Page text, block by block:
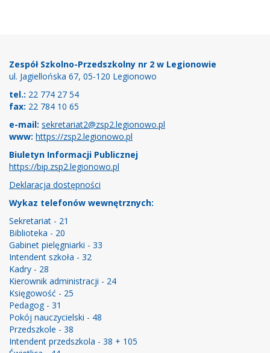
Zespół Szkolno-Przedszkolny nr 2 w Legionowie
ul. Jagiellońska 67, 05-120 Legionowo
tel.: 22 774 27 54
fax: 22 784 10 65
e-mail: sekretariat2@zsp2.legionowo.pl
www: https://zsp2.legionowo.pl
Biuletyn Informacji Publicznej
https://bip.zsp2.legionowo.pl
Deklaracja dostępności
Wykaz telefonów wewnętrznych:
Sekretariat - 21
Biblioteka - 20
Gabinet pielęgniarki - 33
Intendent szkoła - 32
Kadry - 28
Kierownik administracji - 24
Księgowość - 25
Pedagog - 31
Pokój nauczycielski - 48
Przedszkole - 38
Intendent przedszkola - 38 + 105